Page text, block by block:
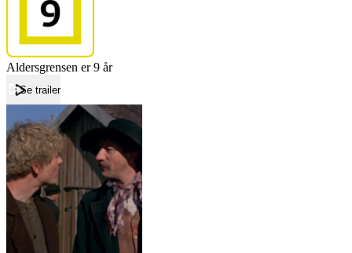
Aldersgrensen er 9 år
Se trailer
ForsideLandstrykere
Landstrykere
Film
Forfatter:
Leverandør:
Norgesfilm AS
Lisens: